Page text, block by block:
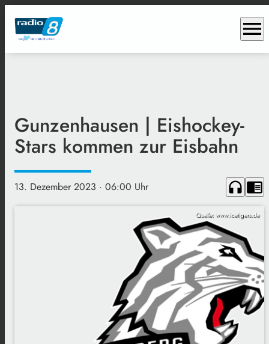
menu
Gunzenhausen | Eishockey-
Stars kommen zur Eisbahn
13. Dezember 2023 · 06:00 Uhr headphones chrome_reader_mode
Quelle: www.icetigers.de